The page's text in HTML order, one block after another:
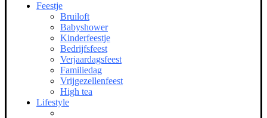
Feestje
Bruiloft
Babyshower
Kinderfeestje
Bedrijfsfeest
Verjaardagsfeest
Familiedag
Vrijgezellenfeest
High tea
Lifestyle